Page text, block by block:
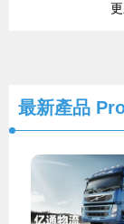
最新產品